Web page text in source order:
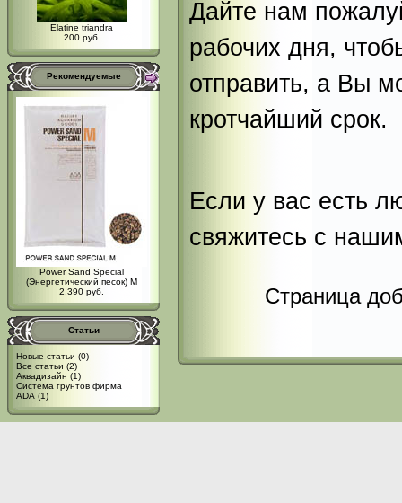
Elatine triandra
200 руб.
Рекомендуемые
Power Sand Special
(Энергетический песок) M
2,390 руб.
Статьи
Новые статьи (0)
Все статьи (2)
Аквадизайн (1)
Система грунтов фирма
ADA (1)
Дайте нам
рабочих дня,
отправить, а Вы
кротчайший срок.
Если у вас есть
свяжитесь с
Страница